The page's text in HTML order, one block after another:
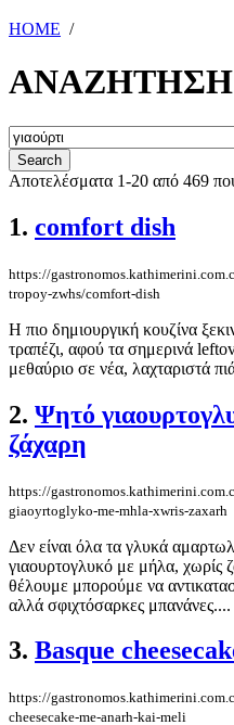
HOME /
ΑΝΑΖΗΤΗΣΗ
Αποτελέσματα 1-20 από 469
1. comfort dish
https://
tropoy-zwhs/comfort-dish
Η πιο δημιουργική κουζίνα
τραπέζι, αφού τα σημερινά
μεθαύριο σε νέα, λαχταριστά
2. Ψητό
ζάχαρη
https://
giaoyrtoglyko-me-mhla-xwris-zaxarh
Δεν είναι όλα τα γλυκά
γιαουρτογλυκό με μήλα, χωρίς
θέλουμε μπορούμε να
αλλά σφιχτόσαρκες μπανάνες....
3. Basque
https://
cheesecake-me-anarh-kai-meli